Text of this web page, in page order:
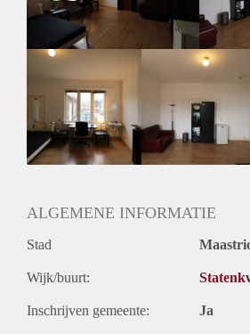
De kamer is voorzien van een mooie
bevindt zich op de begane grond een
gebruik van kunt maken en de fietsen
ALGEMENE INFORMATIE
Stad
Wijk/buurt:
Inschrijven gemeente: Ja